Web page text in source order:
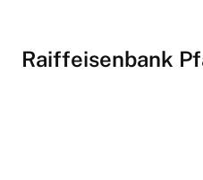
Raiffeisenbank